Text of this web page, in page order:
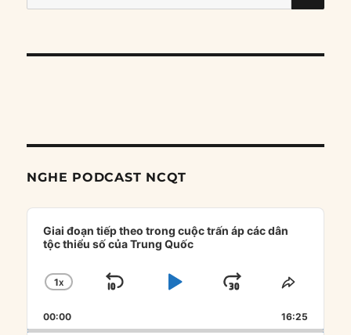
for:
NGHE PODCAST NCQT
Audio
Player
Giai đoạn tiếp theo trong cuộc trấn áp các dân
tộc thiểu số của Trung Quốc
CHANGE
RATE
1X
SKIP
PLAYJUMP
FORWARD
SHARE
00:00 16:25